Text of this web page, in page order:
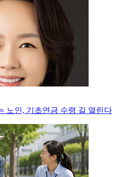
노인, 기초연금 수령 길 열린다